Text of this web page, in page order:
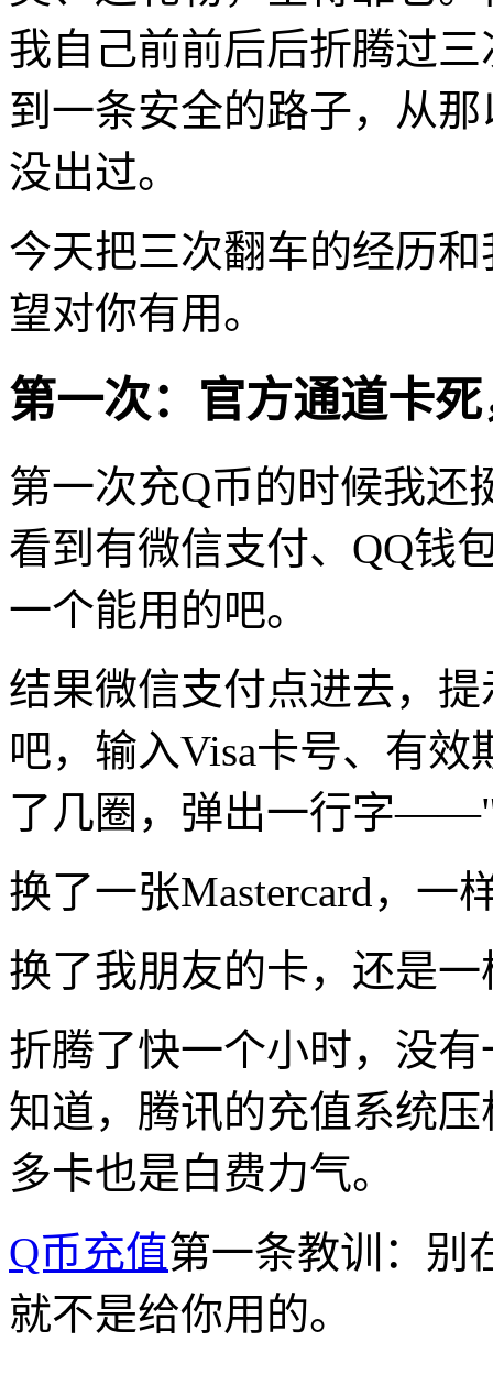
我自己前前后后折腾过
到一条安全的路子，从
没出过。
今天把三次翻车的经历
望对你有用。
第一次：官方通道卡
第一次充Q币的时候我还
看到有微信支付、QQ钱
一个能用的吧。
结果微信支付点进去，
吧，输入Visa卡号、有
了几圈，弹出一行字
换了一张Mastercard，一
换了我朋友的卡，还是一
折腾了快一个小时，没
知道，腾讯的充值系统
多卡也是白费力气。
Q币充值第一条教训：别
就不是给你用的。